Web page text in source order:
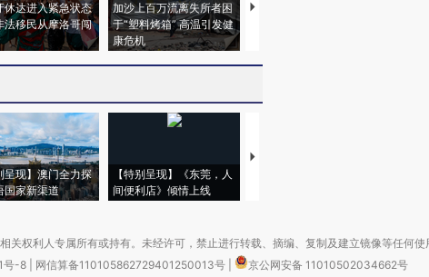
休达进入紧急状态
法移民从摩洛哥闯
加沙上百万流离失所者困
于“塑料烤箱” 高温引发健
康危机
马航飞行员跨国走私7万
呈现】澳门全力探
国家新渠道
【特别呈现】《东莞，人
间便利店》倾情上线
【推广】走进第四届链博
关权利人专属所有或持有。未经许可，禁止进行转载、摘编、复制及建立镜像等任何使
号-8 网信算备110105862729401250013号 京公网安备 11010502034662号